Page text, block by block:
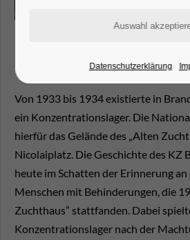
Von 1933 bis 1934 existierte in
ein Konzentrationslager. Die
hierfür das Gelände des „Alten
Nicolaiplatz. Die Geschichte des KZ
heute im Schatten der Erinnerung
Menschen mit Behinderungen, die
Zuchthaus” stattfanden. Dabei
Konzentrationslager nach der
Datenschutzerklärung